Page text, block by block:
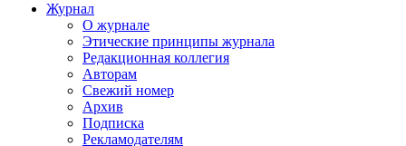
Журнал
О журнале
Этические принципы журнала
Редакционная коллегия
Авторам
Свежий номер
Архив
Подписка
Рекламодателям